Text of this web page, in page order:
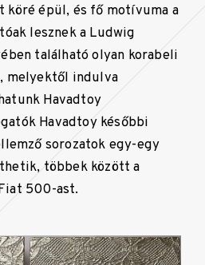
köré épül, és fő motívuma a
lesznek a Ludwig
található olyan korabeli
melyektől indulva
Havadtoy
Havadtoy későbbi
sorozatok egy-egy
többek között a
500-ast.